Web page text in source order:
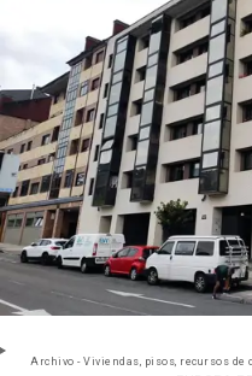
Archivo - Viviendas, pisos, recursos